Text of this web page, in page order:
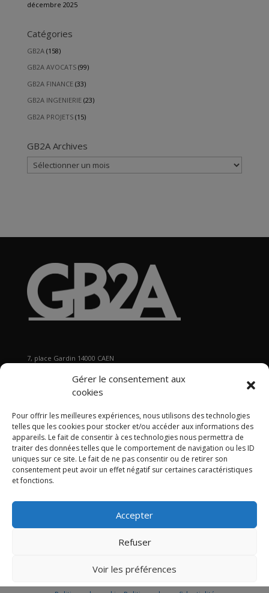
Gérer le consentement aux
cookies
Pour offrir les meilleures expériences, nous utilisons des technologies
telles que les cookies pour stocker et/ou accéder aux informations des
appareils. Le fait de consentir à ces technologies nous permettra de
traiter des données telles que le comportement de navigation ou les ID
uniques sur ce site. Le fait de ne pas consentir ou de retirer son
consentement peut avoir un effet négatif sur certaines caractéristiques
et fonctions.
Accepter
Refuser
Voir les préférences
décembre 2025
Catégories
GB2A(158)
GB2A AVOCATS(99)
GB2A FINANCE(33)
GB2A INGENIERIE(23)
GB2A PROJETS(15)
GB2A Archives
GB2A
Archives
7, place Gardin 14000 CAEN
ecretariat@gb2a.fr
Nos bureaux
Caen • Paris • Marseille Lyon• Nancy • Lille •Bordeaux •
International
Politique de confidentialité
LinkedIn
Twitter